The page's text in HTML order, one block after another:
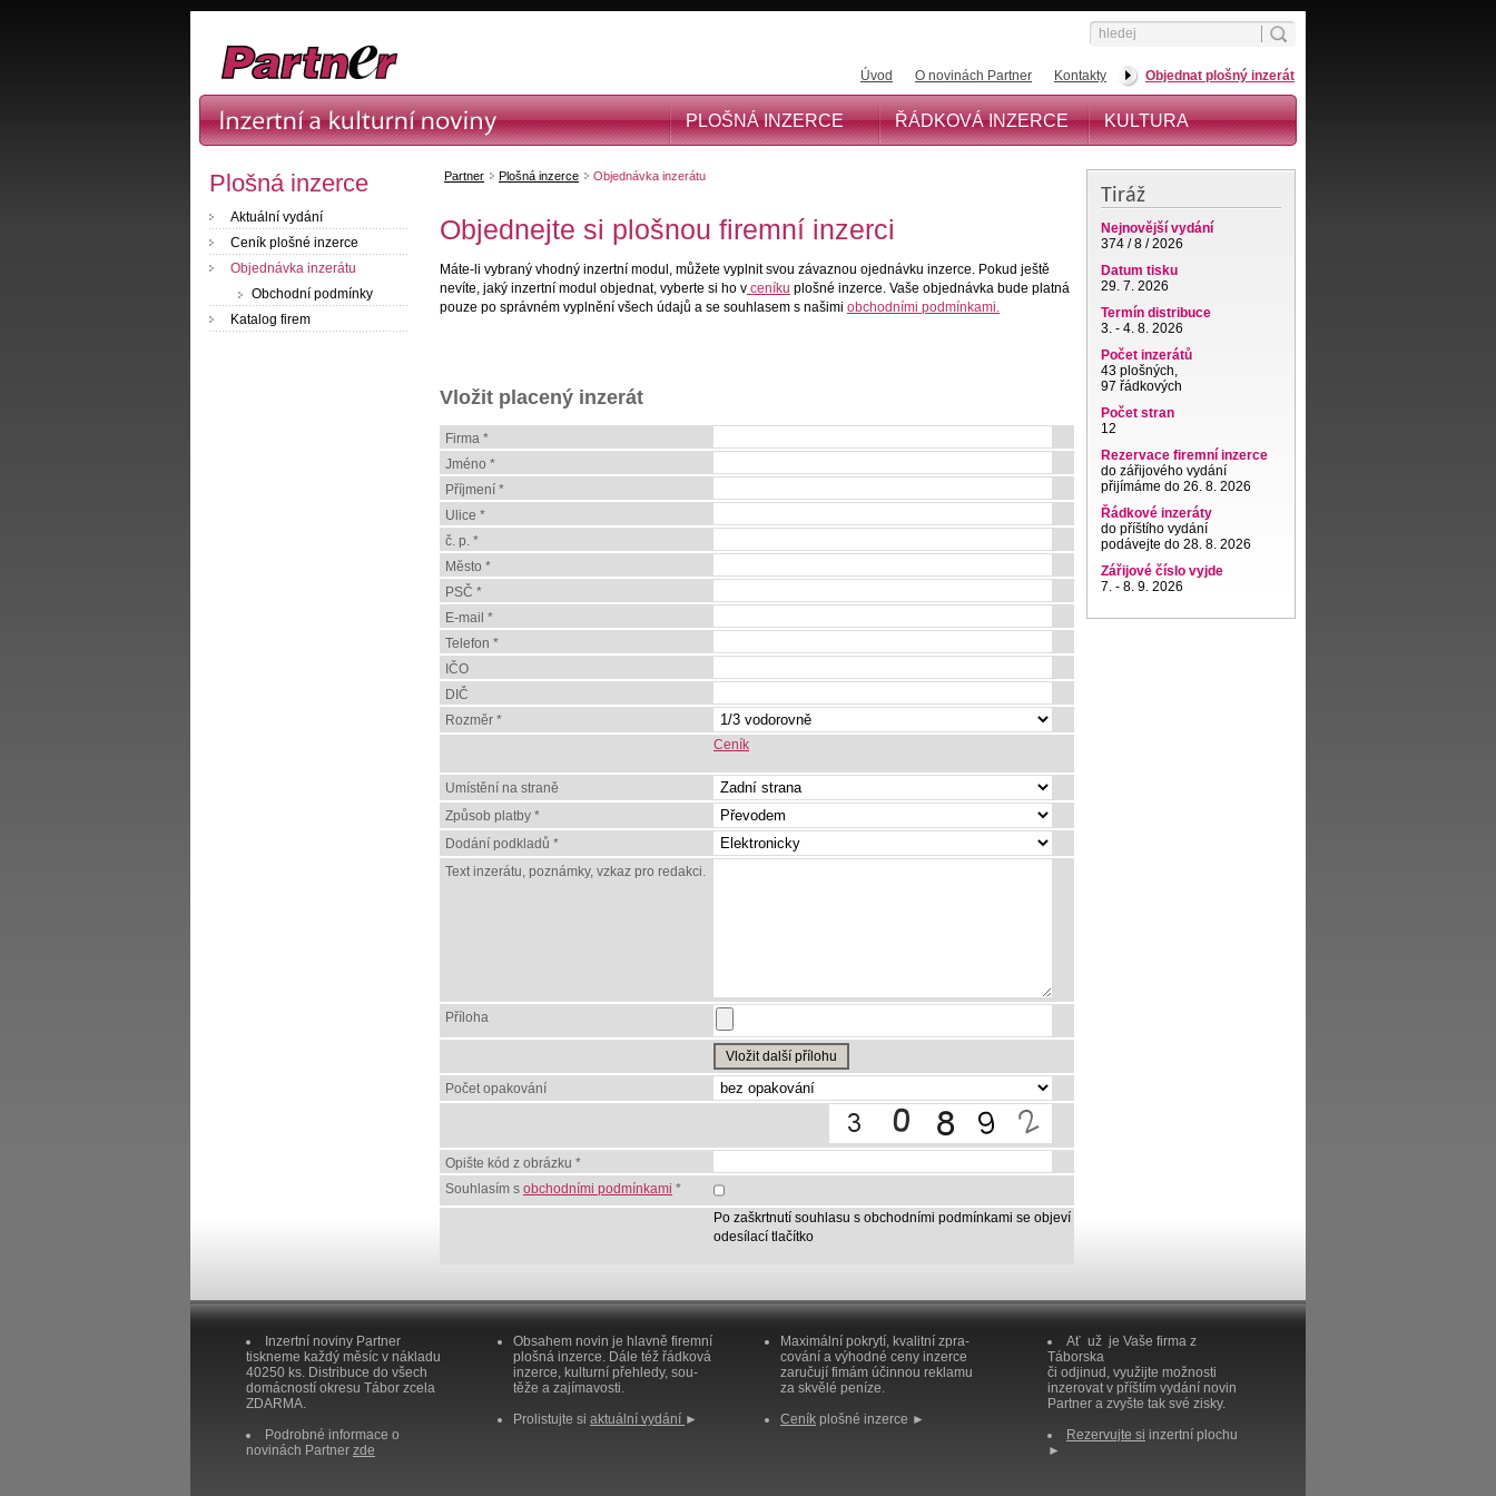
Úvod O novinách Partner Kontakty Objednat plošný inzerát
PLOŠNÁ INZERCE ŘÁDKOVÁ INZERCE KULTURA
Plošná inzerce
Aktuální vydání
Ceník plošné inzerce
Objednávka inzerátu
Obchodní podmínky
Katalog firem
Partner Plošná inzerce Objednávka inzerátu
Objednejte si plošnou firemní inzerci
Máte-li vybraný vhodný inzertní modul, můžete vyplnit svou závaznou ojednávku inzerce. Pokud ještě
nevíte, jaký inzertní modul objednat, vyberte si ho v ceníku plošné inzerce. Vaše objednávka bude platná
pouze po správném vyplnění všech údajů a se souhlasem s našimi obchodními podmínkami.
Vložit placený inzerát
Firma *
Jméno *
Příjmení *
Ulice *
č. p. *
Město *
PSČ *
E-mail *
Telefon *
IČO
DIČ
Rozměr *
Ceník
Umístění na straně
Způsob platby *
Dodání podkladů *
Text inzerátu, poznámky, vzkaz pro redakci.
Příloha
Vložit další přílohu
Počet opakování
Opište kód z obrázku *
Souhlasím s obchodními podmínkami *
Po zaškrtnutí souhlasu s obchodními podmínkami se objeví
odesílací tlačítko
Tiráž
Nejnovější vydání
374 / 8 / 2026
Datum tisku
29. 7. 2026
Termín distribuce
3. - 4. 8. 2026
Počet inzerátů
43 plošných,
97 řádkových
Počet stran
12
Rezervace firemní inzerce
do zářijového vydání
přijímáme do 26. 8. 2026
Řádkové inzeráty
do příštího vydání
podávejte do 28. 8. 2026
Zářijové číslo vyjde
7. - 8. 9. 2026
Inzertní noviny Partner
tiskneme každý měsíc v nákladu
40250 ks. Distribuce do všech
domácností okresu Tábor zcela
ZDARMA.
Podrobné informace o
novinách Partner zde
Obsahem novin je hlavně firemní
plošná inzerce. Dále též řádková
inzerce, kulturní přehledy, sou-
těže a zajímavosti.
Prolistujte si aktuální vydání ►
Maximální pokrytí, kvalitní zpra-
cování a výhodné ceny inzerce
zaručují fimám účinnou reklamu
za skvělé peníze.
Ceník plošné inzerce ►
Ať už je Vaše firma z
Táborska
či odjinud, využijte možnosti
inzerovat v příštím vydání novin
Partner a zvyšte tak své zisky.
Rezervujte si inzertní plochu
►